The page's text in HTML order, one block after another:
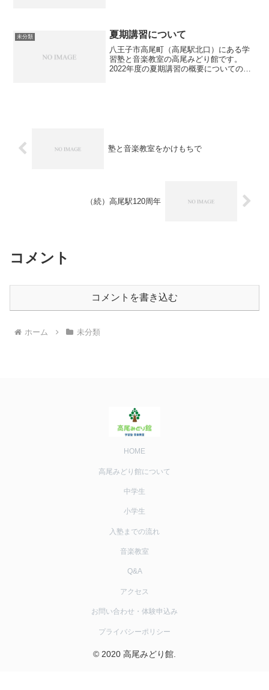
が、前回より点数...
未分類 夏期講習について
八王子市高尾町（高尾駅北口）にある学
習塾と音楽教室の高尾みどり館です。
2022年度の夏期講習の概要についてのご
塾と音楽教室をかけもちで
（続）高尾駅120周年
コメント
コメントを書き込む
ホーム 未分類
HOME
高尾みどり館について
中学生
小学生
入塾までの流れ
音楽教室
Q&A
アクセス
お問い合わせ・体験申込み
プライバシーポリシー
© 2020 高尾みどり館.